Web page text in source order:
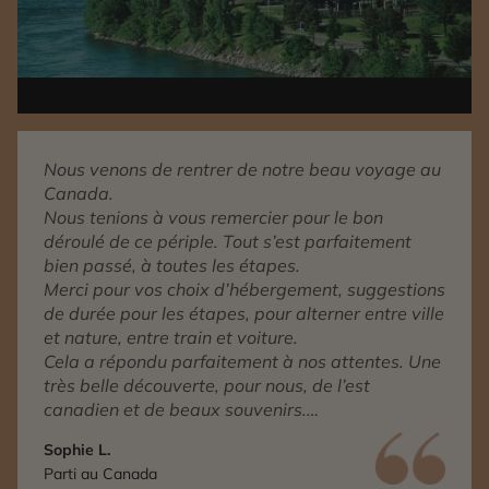
Nous venons de rentrer de notre beau voyage au
Canada.
Nous tenions à vous remercier pour le bon
déroulé de ce périple. Tout s’est parfaitement
bien passé, à toutes les étapes.
Merci pour vos choix d’hébergement, suggestions
de durée pour les étapes, pour alterner entre ville
et nature, entre train et voiture.
Cela a répondu parfaitement à nos attentes. Une
très belle découverte, pour nous, de l’est
canadien et de beaux souvenirs.
conciergerie auquel nous avons fait appel pour
confirmer un rendez-vous.
Sophie L.
Parti au Canada